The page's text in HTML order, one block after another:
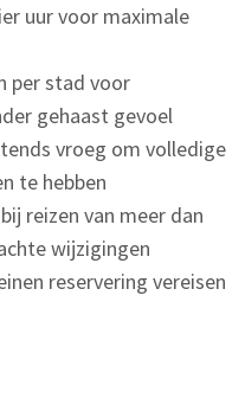
uur voor maximale
per stad voor
gehaast gevoel
vroeg om volledige
te hebben
reizen van meer dan
wijzigingen
reservering vereisen